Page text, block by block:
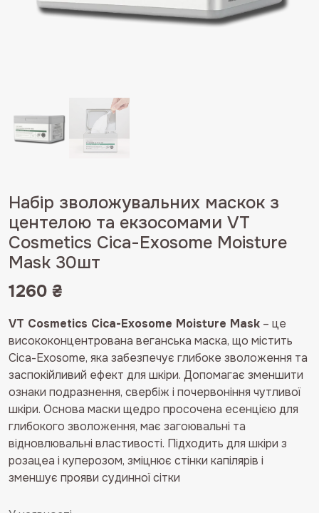
Набір зволожувальних маскок з
центелою та екзосомами VT
Сosmetics Cica-Exosome Moisture
Mask 30шт
1260 ₴
VT Сosmetics Cica-Exosome Moisture Mask – це
висококонцентрована веганська маска, що містить
Cica-Exosome, яка забезпечує глибоке зволоження та
заспокійливий ефект для шкіри. Допомагає зменшити
ознаки подразнення, свербіж і почервоніння чутливої
шкіри. Основа маски щедро просочена есенцією для
глибокого зволоження, має загоювальні та
відновлювальні властивості. Підходить для шкіри з
розацеа і куперозом, зміцнює стінки капілярів і
зменшує прояви судинної сітки